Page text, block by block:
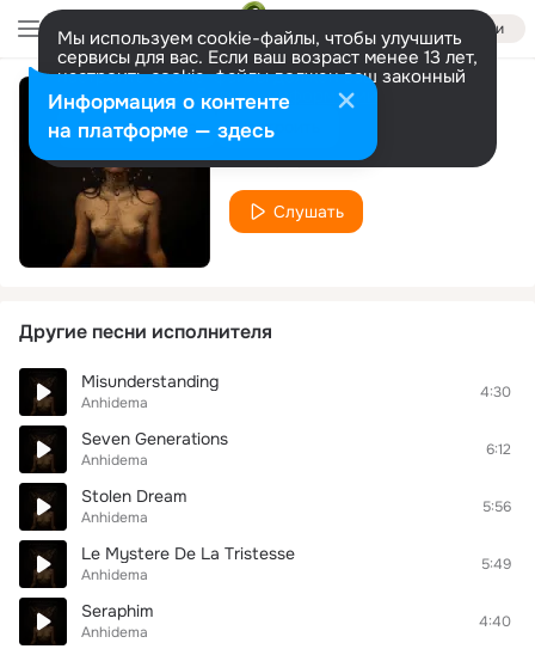
Войти
Мы используем cookie-файлы, чтобы улучшить
сервисы для вас. Если ваш возраст менее 13 лет,
настроить cookie-файлы должен ваш законный
представитель. Больше информации
Разрешить все Настроить
Gossoria
Anhidema
Слушать
Другие песни исполнителя
Misunderstanding
Anhidema
4:30
Seven Generations
Anhidema
6:12
Stolen Dream
Anhidema
5:56
Le Mystere De La Tristesse
Anhidema
5:49
Seraphim
Anhidema
4:40
Информация о контенте
на платформе — здесь